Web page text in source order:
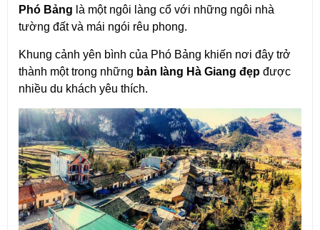
Phó Bảng là một ngôi làng cổ với những ngôi nhà
tường đất và mái ngói rêu phong.
Khung cảnh yên bình của Phó Bảng khiến nơi đây trở
thành một trong những bản làng Hà Giang đẹp được
nhiều du khách yêu thích.